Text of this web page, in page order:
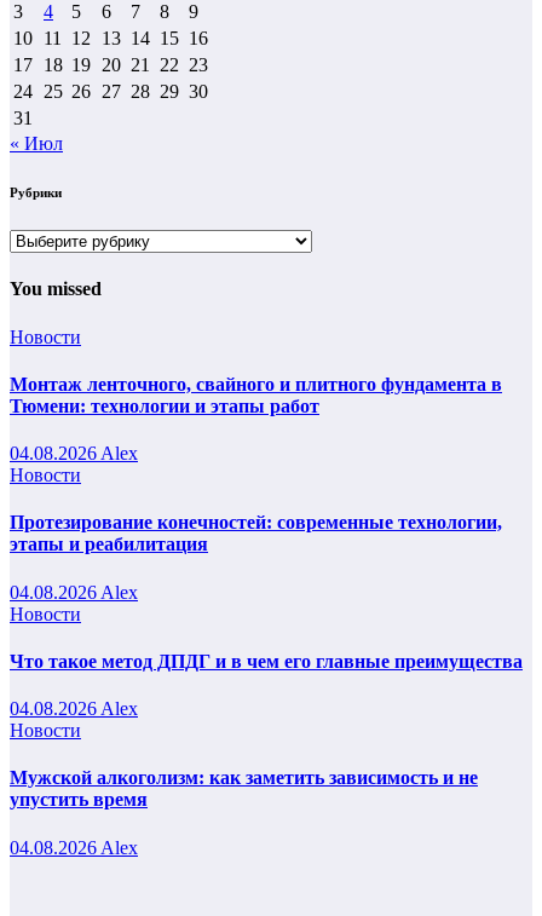
3
4 5 6 7 8
9
10 11 12 13 14 15 16
17 18 19 20 21 22 23
24 25 26 27 28 29 30
31
« Июл
Рубрики
Рубрики
You missed
Новости
Монтаж ленточного, свайного и плитного фундамента в
Тюмени: технологии и этапы работ
04.08.2026 Alex
Новости
Протезирование конечностей: современные технологии,
этапы и реабилитация
04.08.2026 Alex
Новости
Что такое метод ДПДГ и в чем его главные преимущества
04.08.2026 Alex
Новости
Мужской алкоголизм: как заметить зависимость и не
упустить время
04.08.2026 Alex